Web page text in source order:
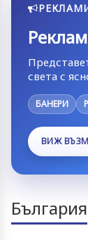
света с
БАНЕРИ
ВИЖ
България